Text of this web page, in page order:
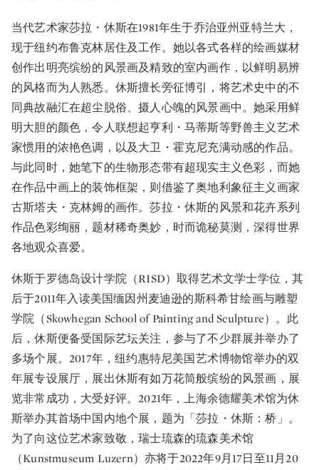
当代艺术家莎拉・休斯在1981年生于乔治亚州亚特兰大，
现于纽约布鲁克林居住及工作。她以各式各样的绘画媒材
创作出明亮缤纷的风景画及精致的室内画作，以鲜明易辨
的风格而为人熟悉。休斯擅长旁征博引，将艺术史中的不
同典故融汇在超尘脱俗、摄人心魄的风景画中。她采用鲜
明大胆的颜色，令人联想起亨利・马蒂斯等野兽主义艺术
家惯用的浓艳色调，以及大卫・霍克尼充满动感的作品。
与此同时，她笔下的生物形态带有超现实主义色彩，而她
在作品中画上的装饰框架，则借鉴了奥地利象征主义画家
古斯塔夫・克林姆的画作。莎拉・休斯的风景和花卉系列
作品色彩绚丽，题材稀奇奥妙，时而诡秘莫测，深得世界
各地观众喜爱。
休斯于罗德岛设计学院（RISD）取得艺术文学士学位，其
后于2011年入读美国缅因州麦迪逊的斯科希甘绘画与雕塑
学院（Skowhegan School of Painting and Sculpture）。此
后，休斯便备受国际艺坛关注，参与了不少群展并举办了
多场个展。2017年，纽约惠特尼美国艺术博物馆举办的双
年展专设展厅，展出休斯有如万花筒般缤纷的风景画，展
览非常成功，大受好评。2021年，上海余德耀美术馆为休
斯举办其首场中国内地个展，题为「莎拉・休斯：桥」。
为了向这位艺术家致敬，瑞士琉森的琉森美术馆
（Kunstmuseum Luzern）亦将于2022年9月17日至11月20